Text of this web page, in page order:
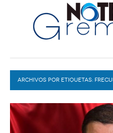
LAGUNA
TORREÓN
GÓMEZ PALACIO
LERDO
COAHUILA
DURANGO
DEPORTES
ARCHIVOS POR ETIQUETAS: